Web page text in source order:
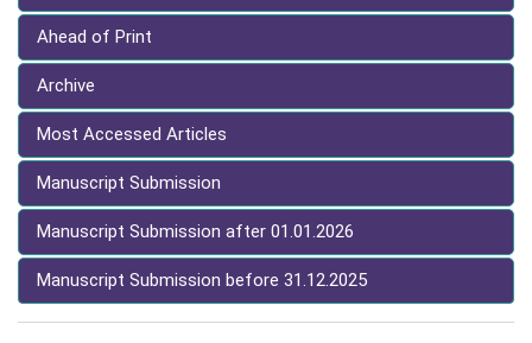
Ahead of Print
Archive
Most Accessed Articles
Manuscript Submission
Manuscript Submission after 01.01.2026
Manuscript Submission before 31.12.2025